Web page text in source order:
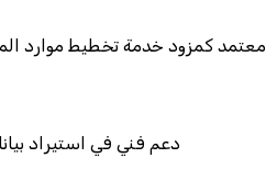
معتمد كمزود خدمة تخطيط
دعم فني في